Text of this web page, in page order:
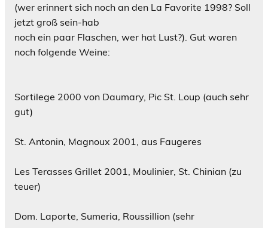
(wer erinnert sich noch an den La Favorite 1998? Soll
jetzt groß sein-hab
noch ein paar Flaschen, wer hat Lust?). Gut waren
noch folgende Weine:
Sortilege 2000 von Daumary, Pic St. Loup (auch sehr
gut)
St. Antonin, Magnoux 2001, aus Faugeres
Les Terasses Grillet 2001, Moulinier, St. Chinian (zu
teuer)
Dom. Laporte, Sumeria, Roussillion (sehr